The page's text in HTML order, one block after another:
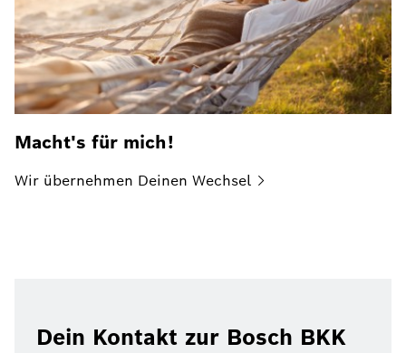
Macht's für mich!
Wir übernehmen Deinen Wechsel
Dein Kontakt zur Bosch BKK